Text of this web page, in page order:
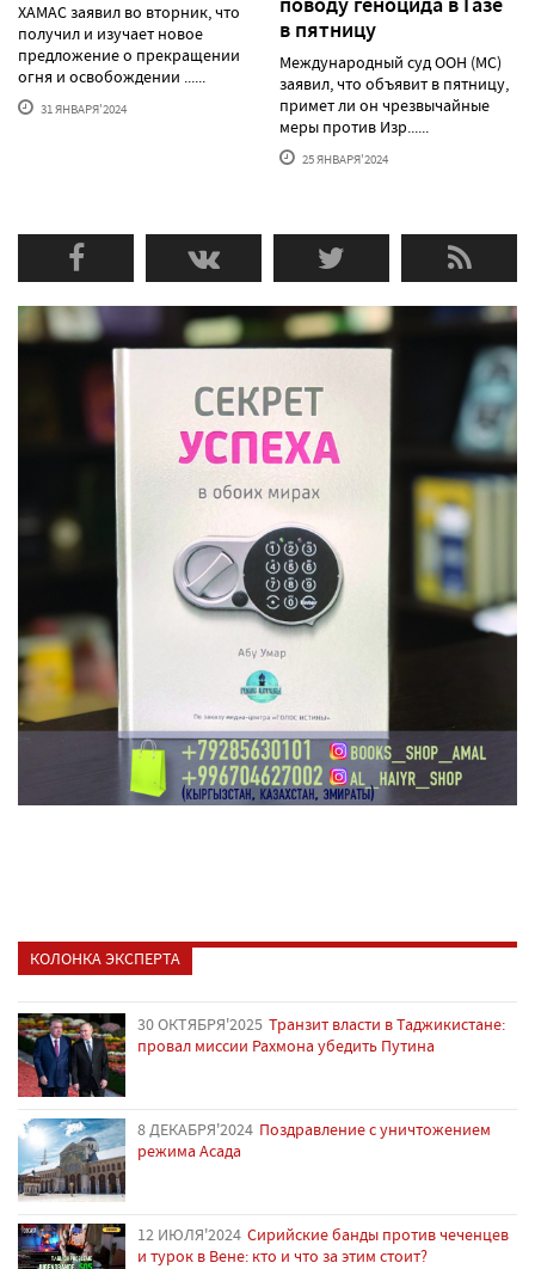
ХАМАС заявил во вторник, что
получил и изучает новое
предложение о прекращении
огня и освобождении ......
31 ЯНВАРЯ'2024
в пятницу
Международный суд ООН (МС)
заявил, что объявит в пятницу,
примет ли он чрезвычайные
меры против Изр......
25 ЯНВАРЯ'2024
КОЛОНКА ЭКСПЕРТА
30 ОКТЯБРЯ'2025 Транзит власти в Таджикистане:
провал миссии Рахмона убедить Путина
8 ДЕКАБРЯ'2024 Поздравление с уничтожением
режима Асада
12 ИЮЛЯ'2024 Сирийские банды против чеченцев
и турок в Вене: кто и что за этим стоит?